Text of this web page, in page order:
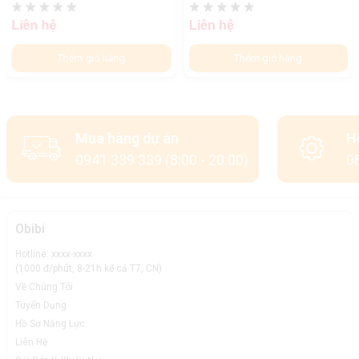
Mua loa Jamo E875 chính hãng, giá tốt tại Obibi
Nếu là tín đồ của dòng nhạc trữ tình thì không thể bỏ qua một
Liên hệ
Thêm giỏ hàng
Liên hệ
Thêm giỏ hàng
Mua hàng dự án
0941 339 339 (8:00 - 20:00)
Obibi
Hotline: xxxx-xxxx
(1000 đ/phút, 8-21h kể cả T7, CN)
Về Chúng Tôi
Tuyển Dụng
Hồ Sơ Năng Lực
Liên Hệ